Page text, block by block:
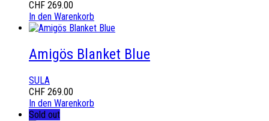
CHF 269.00
In den Warenkorb
Amigös Blanket Blue
SULA
CHF 269.00
In den Warenkorb
Sold out